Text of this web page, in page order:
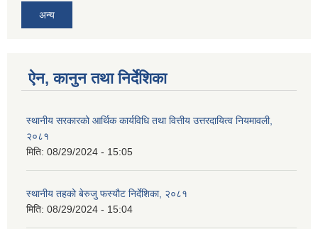
अन्य
ऐन, कानुन तथा निर्देशिका
स्थानीय सरकारको आर्थिक कार्यविधि तथा वित्तीय उत्तरदायित्व नियमावली,
२०८१
मिति: 08/29/2024 - 15:05
स्थानीय तहको बेरुजु फस्यौट निर्देशिका, २०८१
मिति: 08/29/2024 - 15:04